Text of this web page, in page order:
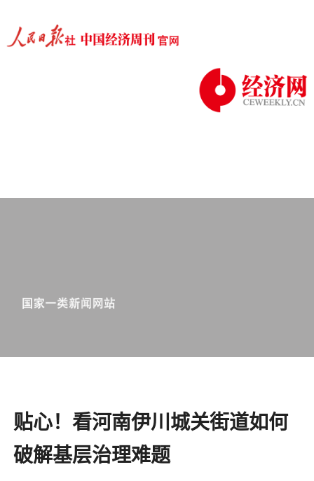
贴心！看河南伊川城关街道如何
破解基层治理难题